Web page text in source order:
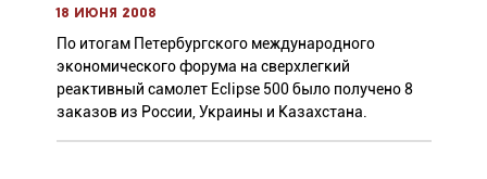
18 июня 2008
По итогам Петербургского международного
экономического форума на сверхлегкий
реактивный самолет Eclipse 500 было получено 8
заказов из России, Украины и Казахстана.